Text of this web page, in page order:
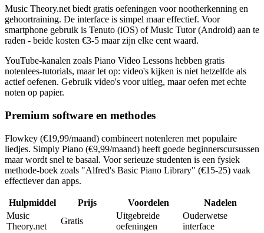
Music Theory.net biedt gratis oefeningen voor nootherkenning en
gehoortraining. De interface is simpel maar effectief. Voor
smartphone gebruik is Tenuto (iOS) of Music Tutor (Android) aan te
raden - beide kosten €3-5 maar zijn elke cent waard.
YouTube-kanalen zoals Piano Video Lessons hebben gratis
notenlees-tutorials, maar let op: video's kijken is niet hetzelfde als
actief oefenen. Gebruik video's voor uitleg, maar oefen met echte
noten op papier.
Premium software en methodes
Flowkey (€19,99/maand) combineert notenleren met populaire
liedjes. Simply Piano (€9,99/maand) heeft goede beginnerscursussen
maar wordt snel te basaal. Voor serieuze studenten is een fysiek
methode-boek zoals "Alfred's Basic Piano Library" (€15-25) vaak
effectiever dan apps.
Hulpmiddel Prijs Voordelen
Nadelen
Music
Theory.net
Gratis
Uitgebreide
oefeningen
Ouderwetse
interface